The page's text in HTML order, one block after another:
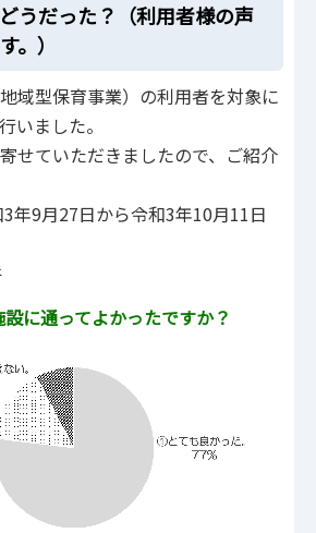
うだった？（利用者様の声
。）
域型保育事業）の利用者を対象に
いました。
せていただきましたので、ご紹介
3年9月27日から令和3年10月11日
に通ってよかったですか？